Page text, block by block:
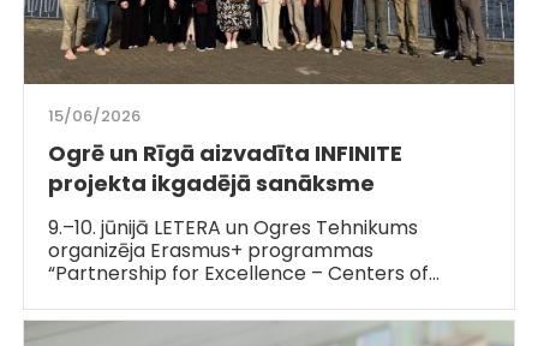
15/06/2026
Ogrē un Rīgā aizvadīta INFINITE
projekta ikgadējā sanāksme
9.–10. jūnijā LETERA un Ogres Tehnikums
organizēja Erasmus+ programmas
“Partnership for Excellence – Centers of…